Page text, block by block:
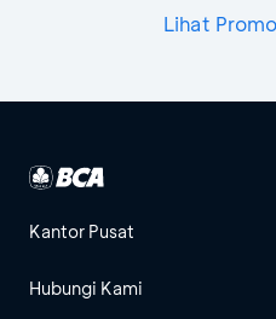
Lihat
Kantor Pusat
Hubungi Kami